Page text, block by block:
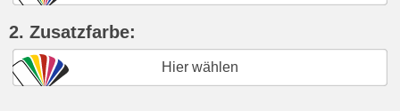
2. Zusatzfarbe:
Hier wählen